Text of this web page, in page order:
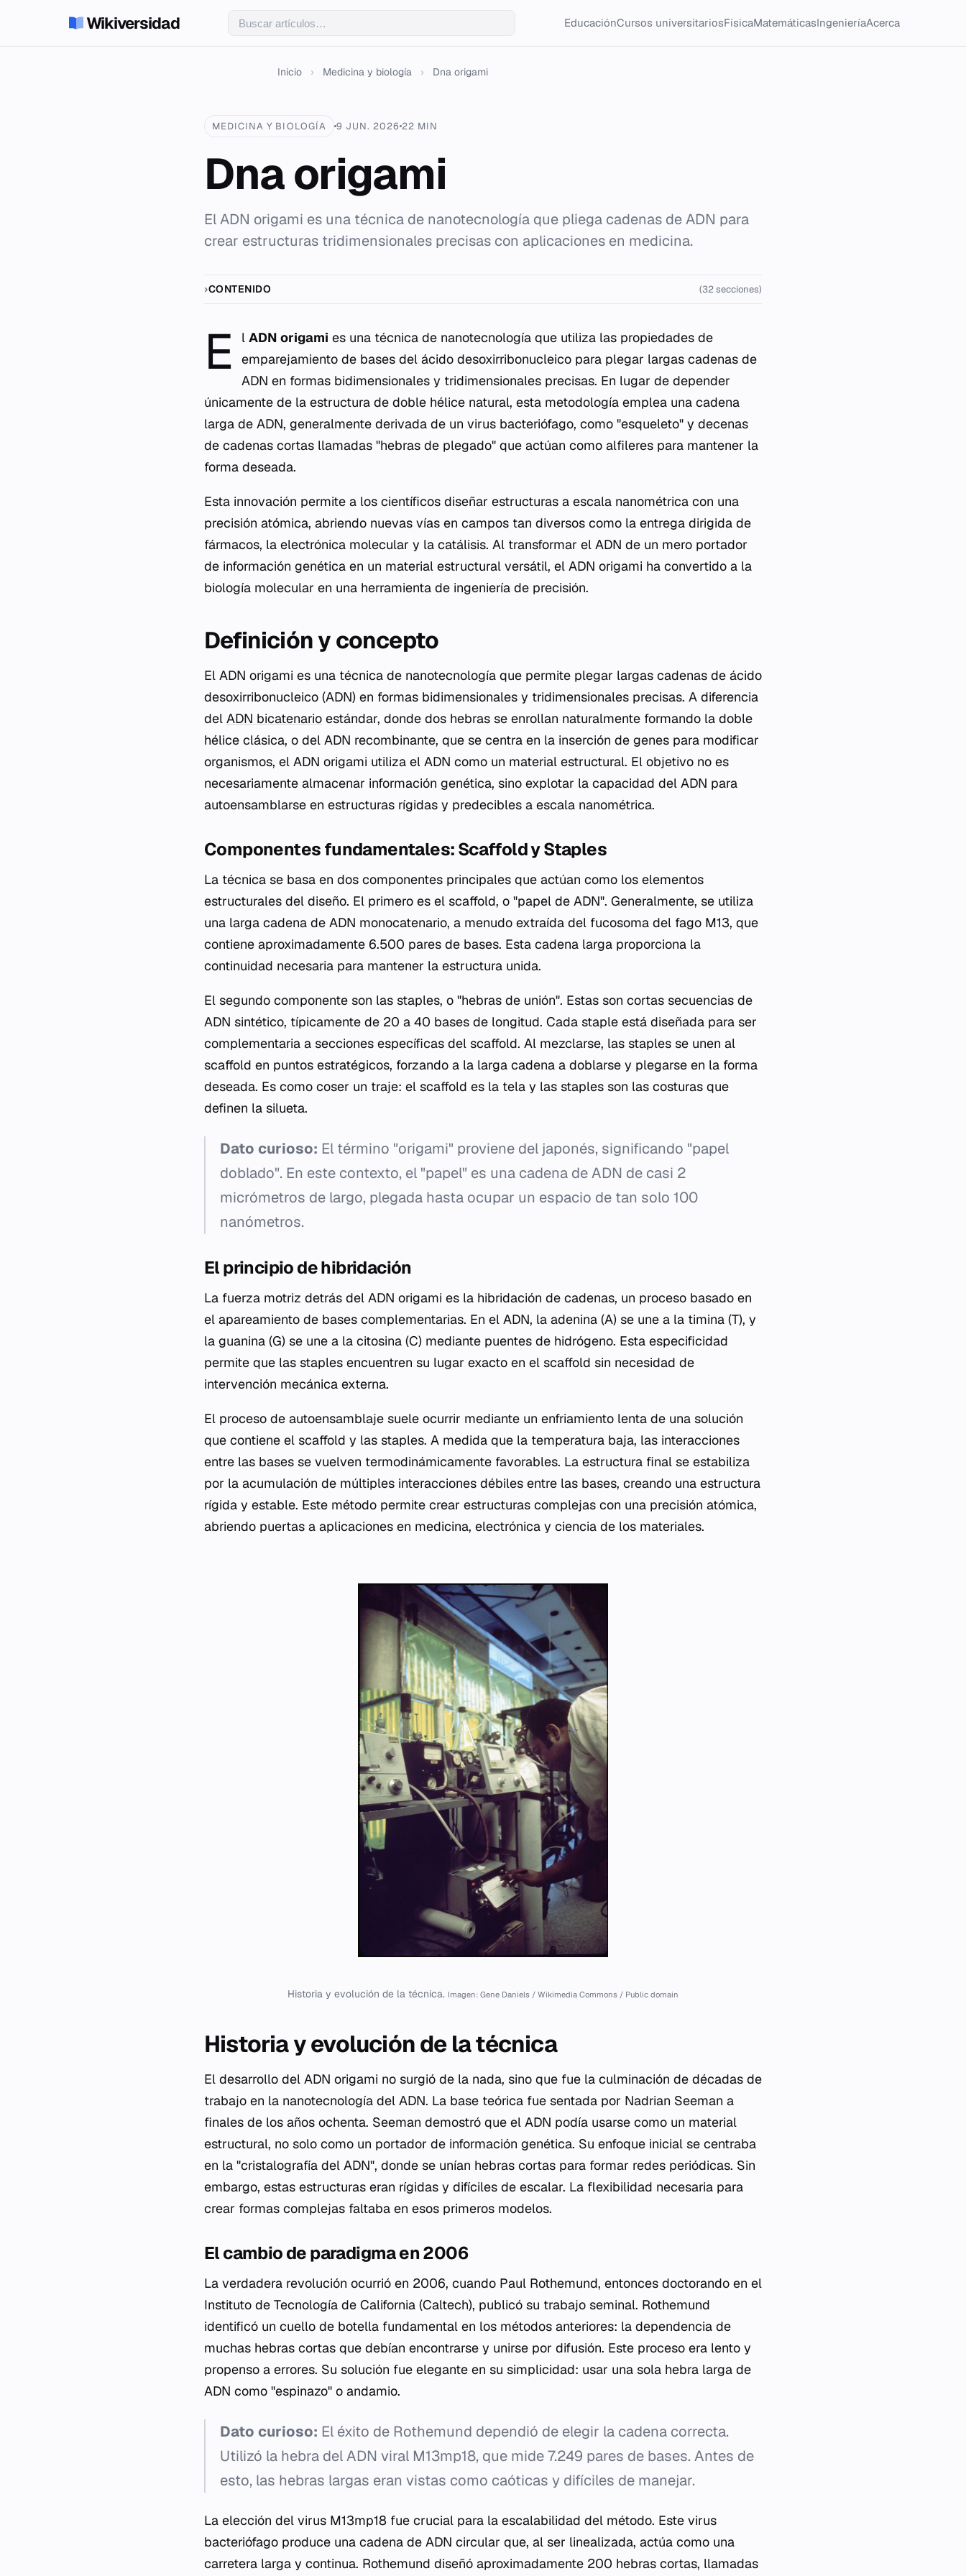
Wikiversidad EducaciónCursos universitariosFísicaMatemáticasIngenieríaAcerca
Inicio › Medicina y biología › Dna origami
MEDICINA Y BIOLOGÍA 9 JUN. 202622 MIN
Dna origami
El ADN origami es una técnica de nanotecnología que pliega cadenas de ADN para
crear estructuras tridimensionales precisas con aplicaciones en medicina.
CONTENIDO (32 secciones)
E lADN origami es una técnica de nanotecnología que utiliza las propiedades de
emparejamiento de bases del ácido desoxirribonucleico para plegar largas cadenas de
ADN en formas bidimensionales y tridimensionales precisas. En lugar de depender
únicamente de la estructura de doble hélice natural, esta metodología emplea una cadena
larga de ADN, generalmente derivada de un virus bacteriófago, como "esqueleto" y decenas
de cadenas cortas llamadas "hebras de plegado" que actúan como alfileres para mantener la
forma deseada.
Esta innovación permite a los científicos diseñar estructuras a escala nanométrica con una
precisión atómica, abriendo nuevas vías en campos tan diversos como la entrega dirigida de
fármacos, la electrónica molecular y la catálisis. Al transformar el ADN de un mero portador
de información genética en un material estructural versátil, el ADN origami ha convertido a la
biología molecular en una herramienta de ingeniería de precisión.
Definición y concepto
El ADN origami es una técnica de nanotecnología que permite plegar largas cadenas de ácido
desoxirribonucleico (ADN) en formas bidimensionales y tridimensionales precisas. A diferencia
del ADN bicatenario estándar, donde dos hebras se enrollan naturalmente formando la doble
hélice clásica, o del ADN recombinante, que se centra en la inserción de genes para modificar
organismos, el ADN origami utiliza el ADN como un material estructural. El objetivo no es
necesariamente almacenar información genética, sino explotar la capacidad del ADN para
autoensamblarse en estructuras rígidas y predecibles a escala nanométrica.
Componentes fundamentales: Scaffold y Staples
La técnica se basa en dos componentes principales que actúan como los elementos
estructurales del diseño. El primero es el scaffold, o "papel de ADN". Generalmente, se utiliza
una larga cadena de ADN monocatenario, a menudo extraída del fucosoma del fago M13, que
contiene aproximadamente 6.500 pares de bases. Esta cadena larga proporciona la
continuidad necesaria para mantener la estructura unida.
El segundo componente son las staples, o "hebras de unión". Estas son cortas secuencias de
ADN sintético, típicamente de 20 a 40 bases de longitud. Cada staple está diseñada para ser
complementaria a secciones específicas del scaffold. Al mezclarse, las staples se unen al
scaffold en puntos estratégicos, forzando a la larga cadena a doblarse y plegarse en la forma
deseada. Es como coser un traje: el scaffold es la tela y las staples son las costuras que
definen la silueta.
Dato curioso: El término "origami" proviene del japonés, significando "papel
doblado". En este contexto, el "papel" es una cadena de ADN de casi 2
micrómetros de largo, plegada hasta ocupar un espacio de tan solo 100
nanómetros.
El principio de hibridación
La fuerza motriz detrás del ADN origami es la hibridación de cadenas, un proceso basado en
el apareamiento de bases complementarias. En el ADN, la adenina (A) se une a la timina (T), y
la guanina (G) se une a la citosina (C) mediante puentes de hidrógeno. Esta especificidad
permite que las staples encuentren su lugar exacto en el scaffold sin necesidad de
intervención mecánica externa.
El proceso de autoensamblaje suele ocurrir mediante un enfriamiento lenta de una solución
que contiene el scaffold y las staples. A medida que la temperatura baja, las interacciones
entre las bases se vuelven termodinámicamente favorables. La estructura final se estabiliza
por la acumulación de múltiples interacciones débiles entre las bases, creando una estructura
rígida y estable. Este método permite crear estructuras complejas con una precisión atómica,
abriendo puertas a aplicaciones en medicina, electrónica y ciencia de los materiales.
Historia y evolución de la técnica. Imagen: Gene Daniels / Wikimedia Commons / Public domain
Historia y evolución de la técnica
El desarrollo del ADN origami no surgió de la nada, sino que fue la culminación de décadas de
trabajo en la nanotecnología del ADN. La base teórica fue sentada por Nadrian Seeman a
finales de los años ochenta. Seeman demostró que el ADN podía usarse como un material
estructural, no solo como un portador de información genética. Su enfoque inicial se centraba
en la "cristalografía del ADN", donde se unían hebras cortas para formar redes periódicas. Sin
embargo, estas estructuras eran rígidas y difíciles de escalar. La flexibilidad necesaria para
crear formas complejas faltaba en esos primeros modelos.
El cambio de paradigma en 2006
La verdadera revolución ocurrió en 2006, cuando Paul Rothemund, entonces doctorando en el
Instituto de Tecnología de California (Caltech), publicó su trabajo seminal. Rothemund
identificó un cuello de botella fundamental en los métodos anteriores: la dependencia de
muchas hebras cortas que debían encontrarse y unirse por difusión. Este proceso era lento y
propenso a errores. Su solución fue elegante en su simplicidad: usar una sola hebra larga de
ADN como "espinazo" o andamio.
Dato curioso: El éxito de Rothemund dependió de elegir la cadena correcta.
Utilizó la hebra del ADN viral M13mp18, que mide 7.249 pares de bases. Antes de
esto, las hebras largas eran vistas como caóticas y difíciles de manejar.
La elección del virus M13mp18 fue crucial para la escalabilidad del método. Este virus
bacteriófago produce una cadena de ADN circular que, al ser linealizada, actúa como una
carretera larga y continua. Rothemund diseñó aproximadamente 200 hebras cortas, llamadas